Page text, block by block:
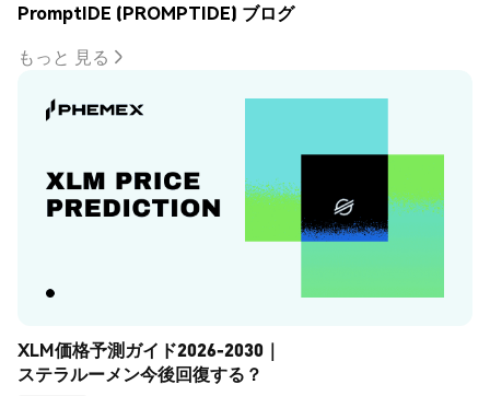
PromptIDE (PROMPTIDE) ブログ
もっと 見る
XLM価格予測ガイド2026-2030｜
ステラルーメン今後回復する？